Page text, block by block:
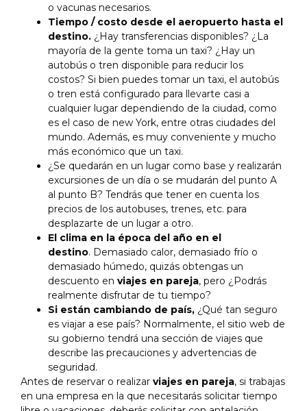
o vacunas necesarios.
Tiempo / costo desde el aeropuerto hasta el
destino. ¿Hay transferencias disponibles? ¿La
mayoría de la gente toma un taxi? ¿Hay un
autobús o tren disponible para reducir los
costos? Si bien puedes tomar un taxi, el autobús
o tren está configurado para llevarte casi a
cualquier lugar dependiendo de la ciudad, como
es el caso de new York, entre otras ciudades del
mundo. Además, es muy conveniente y mucho
más económico que un taxi.
¿Se quedarán en un lugar como base y realizarán
excursiones de un día o se mudarán del punto A
al punto B? Tendrás que tener en cuenta los
precios de los autobuses, trenes, etc. para
desplazarte de un lugar a otro.
El clima en la época del año en el
destino. Demasiado calor, demasiado frío o
demasiado húmedo, quizás obtengas un
descuento en viajes en pareja, pero ¿Podrás
realmente disfrutar de tu tiempo?
Si están cambiando de país, ¿Qué tan seguro
es viajar a ese país? Normalmente, el sitio web de
su gobierno tendrá una sección de viajes que
describe las precauciones y advertencias de
seguridad.
Antes de reservar o realizar viajes en pareja, si trabajas
en una empresa en la que necesitarás solicitar tiempo